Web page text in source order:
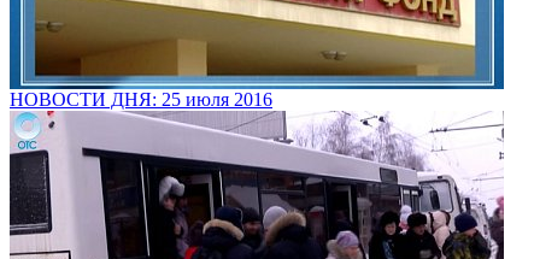
НОВОСТИ ДНЯ: 25 июля 2016